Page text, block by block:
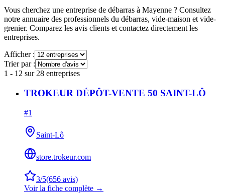
Vous cherchez une entreprise de débarras à Mayenne ? Consultez
notre annuaire des professionnels du débarras, vide-maison et vide-
grenier. Comparez les avis clients et contactez directement les
entreprises.
Afficher :
Trier par :
1 - 12 sur 28 entreprises
TROKEUR DÉPÔT-VENTE 50 SAINT-LÔ
#1
Saint-Lô
store.trokeur.com
3/5(656 avis)
Voir la fiche complète →